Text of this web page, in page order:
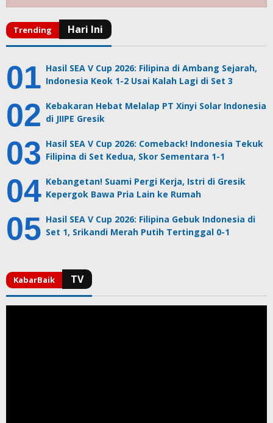
Hasil SEA V Cup 2026: Filipina di Ambang Sejarah,
Indonesia Keok 1-2 Usai Kalah Lagi di Set 3
Kebakaran Hebat Melalap PT Xinyi Solar Indonesia
di JIIPE Gresik
Hasil SEA V Cup 2026: Comeback! Indonesia Tekuk
Filipina di Set Kedua, Skor Sementara 1-1
Kebangetan! Suami Pergi Kerja, Istri di Gresik
Kepergok Bawa Pria Lain ke Rumah
Hasil SEA V Cup 2026: Filipina Gebuk Indonesia di
Set 1, Srikandi Merah Putih Tertinggal 0-1